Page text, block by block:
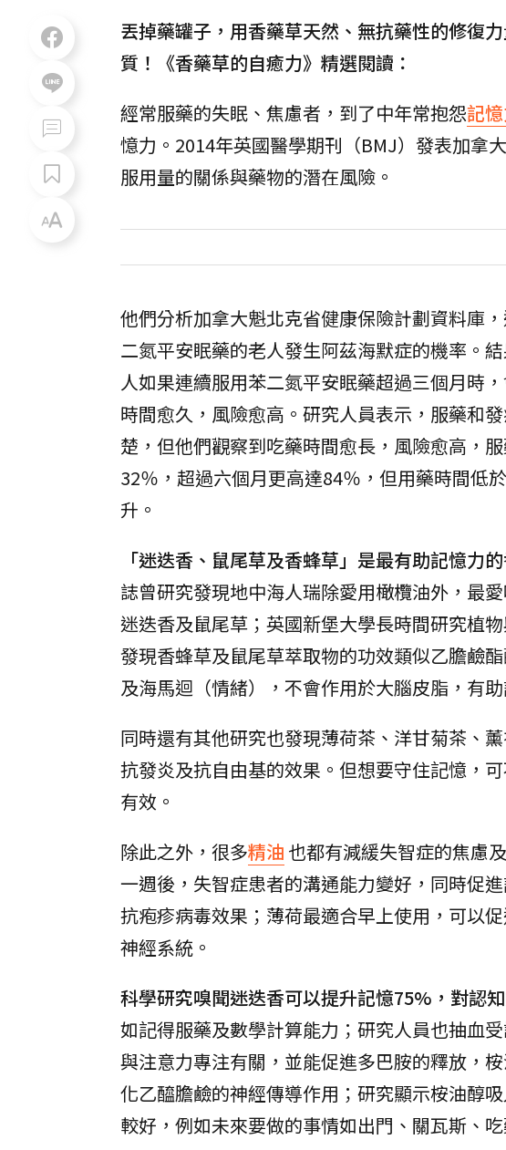
丟掉藥罐子，用香藥草天然、無抗藥性的修復
質！《香藥草的自癒力》精選閱讀：
經常服藥的失眠、焦慮者，到了中年常抱怨記
憶力。2014年英國醫學期刊（BMJ）發表加拿
服用量的關係與藥物的潛在風險。
他們分析加拿大魁北克省健康保險計劃資料庫
二氮平安眠藥的老人發生阿茲海默症的機率。
人如果連續服用苯二氮平安眠藥超過三個月時
時間愈久，風險愈高。研究人員表示，服藥和
楚，但他們觀察到吃藥時間愈長，風險愈高，
32％，超過六個月更高達84％，但用藥時間低
升。
「迷迭香、鼠尾草及香蜂草」是最有助記憶力
誌曾研究發現地中海人瑞除愛用橄欖油外，最
迷迭香及鼠尾草；英國新堡大學長時間研究植
發現香蜂草及鼠尾草萃取物的功效類似乙膽鹼
及海馬迴（情緒），不會作用於大腦皮脂，有
同時還有其他研究也發現薄荷茶、洋甘菊茶、
抗發炎及抗自由基的效果。但想要守住記憶，
有效。
除此之外，很多精油 也都有減緩失智症的焦慮
一週後，失智症患者的溝通能力變好，同時促
抗疱疹病毒效果；薄荷最適合早上使用，可以
神經系統。
科學研究嗅聞迷迭香可以提升記憶75%，對認
如記得服藥及數學計算能力；研究人員也抽血
與注意力專注有關，並能促進多巴胺的釋放，
化乙醯膽鹼的神經傳導作用；研究顯示桉油醇
較好，例如未來要做的事情如出門、關瓦斯、吃